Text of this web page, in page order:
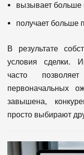
вызывает больше
получает больше
В результате
условия сделки.
часто
первоначальных
завышена,
просто выбирают